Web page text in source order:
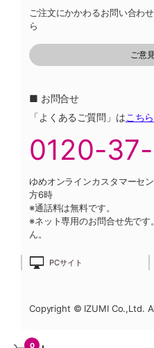
0
ご注文にかかわるお問い合わ
ら
■ お問合せ
「よくあるご質問」はこちら
0120-
ゆめオンラインカスタマーセ
方6時
※通話料は無料です。
※ネット専用のお問合せ先で
ん。
PCサイト
Copyright © IZUMI Co.,Ltd.